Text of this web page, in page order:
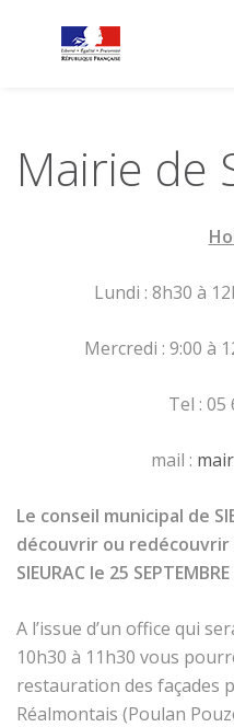
Mairie de
Lundi : 8h30 à
Mercredi : 9:00 à
Tel : 05
mail :
Le conseil municipal de
découvrir ou redécouvrir
SIEURAC le 25
A l’issue d’un office qui
10h30 à 11h30 vous
restauration des façades
Réalmontais (Poulan